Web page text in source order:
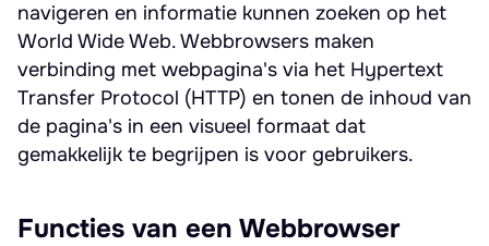
navigeren en informatie kunnen zoeken op het
World Wide Web. Webbrowsers maken
verbinding met webpagina's via het Hypertext
Transfer Protocol (HTTP) en tonen de inhoud van
de pagina's in een visueel formaat dat
gemakkelijk te begrijpen is voor gebruikers.
Functies van een Webbrowser